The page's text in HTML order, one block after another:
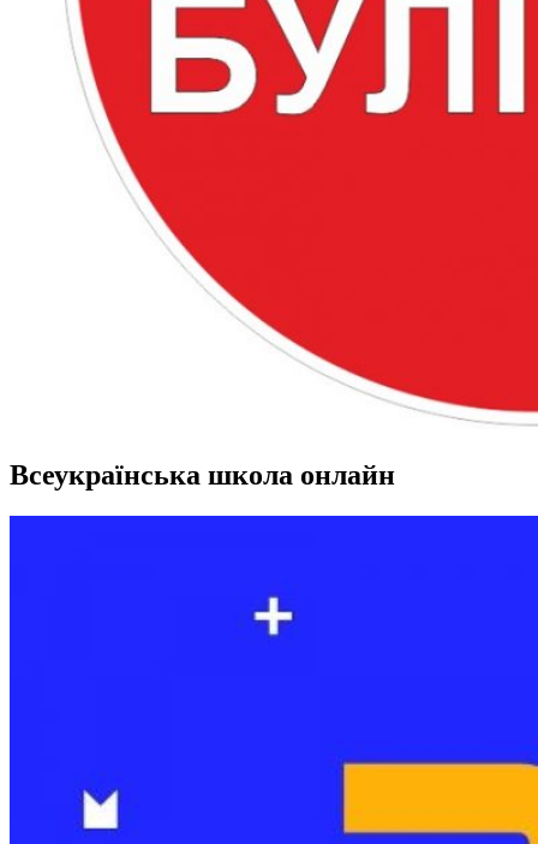
Всеукраїнська школа онлайн